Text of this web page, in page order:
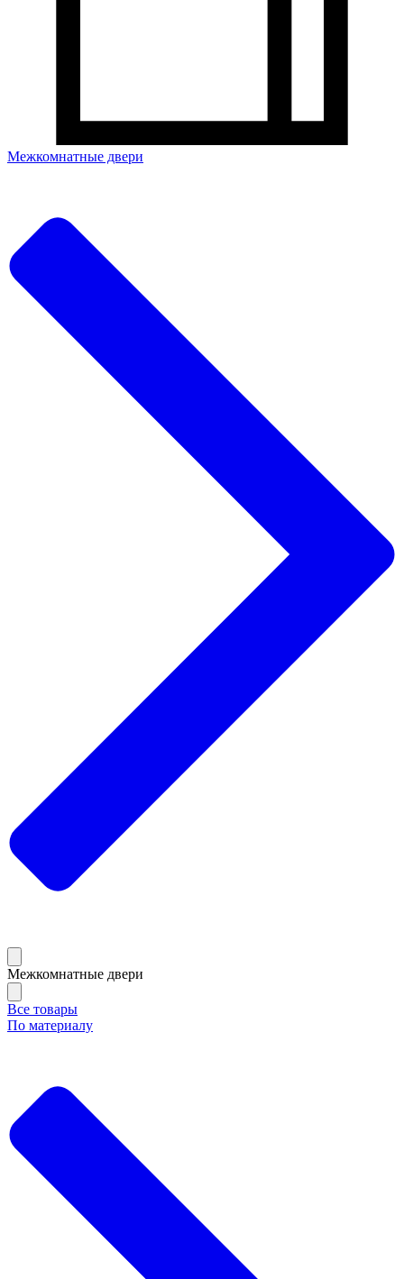
Межкомнатные двери
Межкомнатные двери
Все товары
По материалу